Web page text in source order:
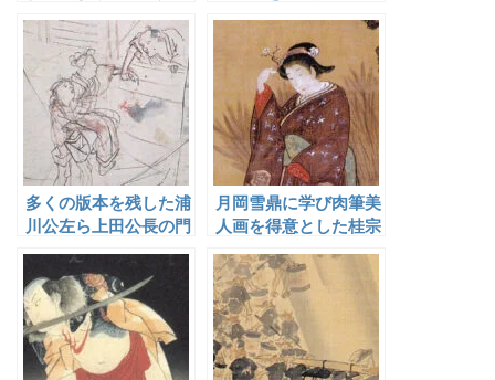
多くの版本を残した浦
川公左ら上田公長の門
月岡雪鼎に学び肉筆美
人画を得意とした桂宗